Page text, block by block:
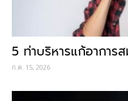
5 ท่าบริหารแก้อาการ
ก.ค. 15, 2026